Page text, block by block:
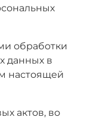
обработки
данных в
настоящей
актов, во